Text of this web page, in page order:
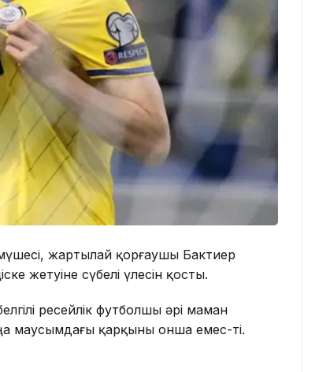
жартылай қорғаушы Бактиер
жетуіне сүбелі үлесін қосты.
ресейлік футболшы әрі маман
маусымдағы қарқыны онша емес-ті.